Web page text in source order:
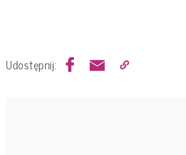
Udostępnij: